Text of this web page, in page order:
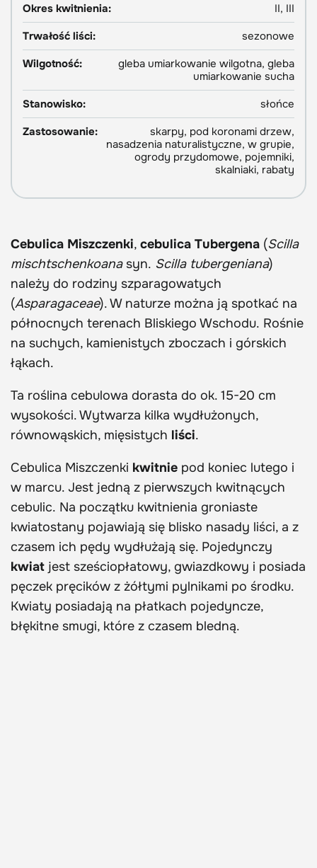
Okres kwitnienia:
II, III
Trwałość liści:
sezonowe
Wilgotność:
gleba umiarkowanie wilgotna, gleba
umiarkowanie sucha
Stanowisko:
słońce
Zastosowanie:
skarpy, pod koronami drzew,
nasadzenia naturalistyczne, w grupie,
ogrody przydomowe, pojemniki,
skalniaki, rabaty
Cebulica Miszczenki, cebulica Tubergena (Scilla
mischtschenkoanasyn. Scilla tubergeniana)
należy do rodziny szparagowatych
(Asparagaceae). W naturze można ją spotkać na
północnych terenach Bliskiego Wschodu. Rośnie
na suchych, kamienistych zboczach i górskich
łąkach.
Ta roślina cebulowa dorasta do ok. 15-20 cm
wysokości. Wytwarza kilka wydłużonych,
równowąskich, mięsistych liści.
Cebulica Miszczenki kwitnie pod koniec lutego i
w marcu. Jest jedną z pierwszych kwitnących
cebulic. Na początku kwitnienia groniaste
kwiatostany pojawiają się blisko nasady liści, a z
czasem ich pędy wydłużają się. Pojedynczy
kwiat jest sześciopłatowy, gwiazdkowy i posiada
pęczek pręcików z żółtymi pylnikami po środku.
Kwiaty posiadają na płatkach pojedyncze,
błękitne smugi, które z czasem bledną.